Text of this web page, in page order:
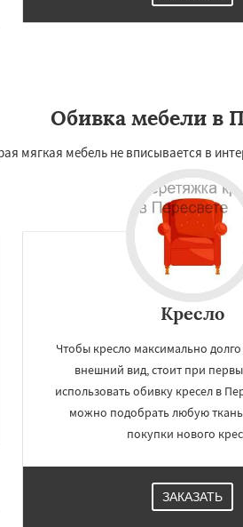
Обивка мебели в
мягкая мебель не вписывается в
Кресло
Чтобы кресло максимально
внешний вид, стоит при
использовать обивку кресел в
можно подобрать любую
покупки нового
ЗАКАЗАТЬ